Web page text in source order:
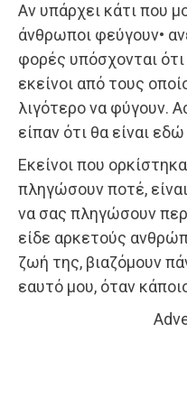
Αν υπάρχει κάτι που
άνθρωποι φεύγουν•
φορές υπόσχονται ότι
εκείνοι από τους
λιγότερο να φύγουν.
είπαν ότι θα είναι
Εκείνοι που
πληγώσουν ποτέ,
να σας πληγώσουν
είδε αρκετούς
ζωή της, βιαζόμουν
εαυτό μου, όταν